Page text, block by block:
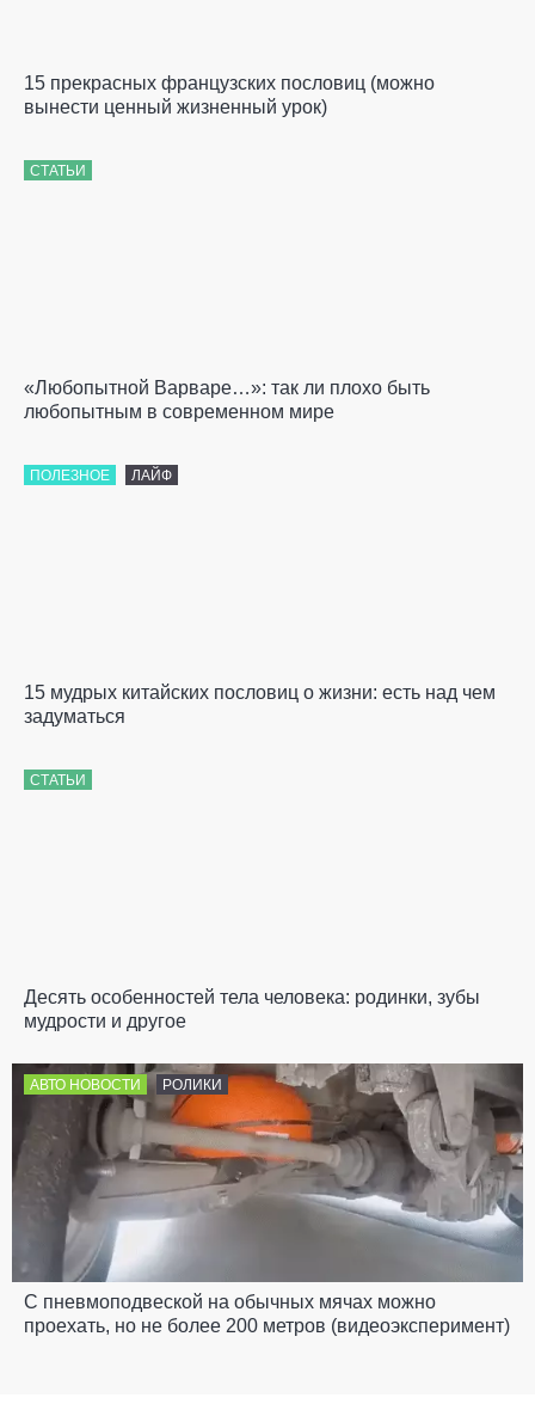
15 прекрасных французских пословиц (можно
вынести ценный жизненный урок)
СТАТЬИ
«Любопытной Варваре…»: так ли плохо быть
любопытным в современном мире
ПОЛЕЗНОЕ ЛАЙФ
15 мудрых китайских пословиц о жизни: есть над чем
задуматься
СТАТЬИ
Десять особенностей тела человека: родинки, зубы
мудрости и другое
АВТО НОВОСТИ РОЛИКИ
С пневмоподвеской на обычных мячах можно
проехать, но не более 200 метров (видеоэксперимент)